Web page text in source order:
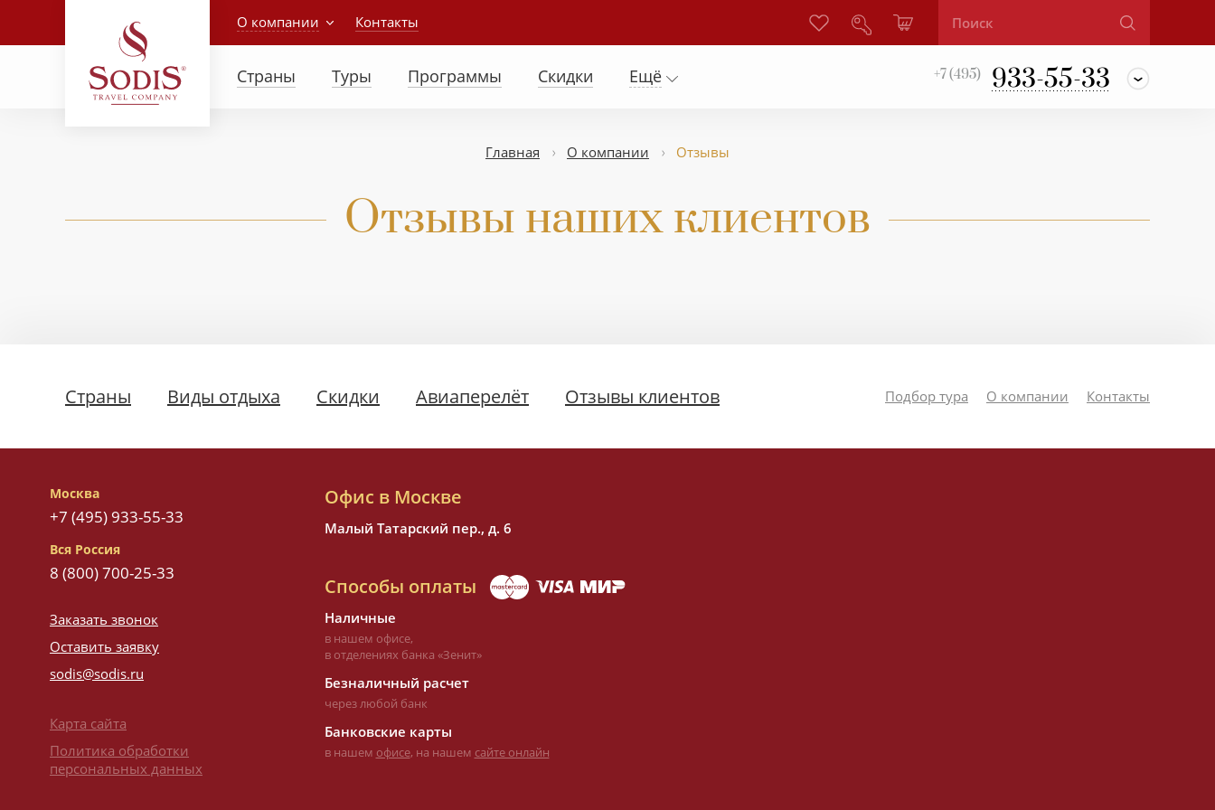
О компании Контакты
Страны Туры Программы Скидки Ещё +7 (495) 933-55-33
Главная О компании Отзывы
Отзывы наших клиентов
Страны Виды отдыха Скидки Авиаперелёт Отзывы клиентов Подбор тура О компании Контакты
Москва
+7 (495) 933-55-33
Вся Россия
8 (800) 700-25-33
Заказать звонок
Оставить заявку
sodis@sodis.ru
Карта сайта
Политика обработки
персональных данных
Офис в Москве
Малый Татарский пер., д. 6
Способы оплаты
Наличные
в нашем офисе,
в отделениях банка «Зенит»
Безналичный расчет
через любой банк
Банковские карты
в нашем офисе, на нашем сайте онлайн